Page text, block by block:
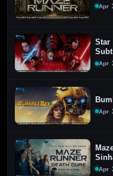
Apr
Star
Apr
Apr
Apr